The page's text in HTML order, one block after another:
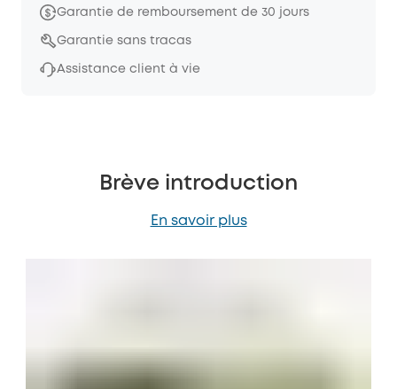
Garantie de remboursement de 30 jours
Garantie sans tracas
Assistance client à vie
Brève introduction
En savoir plus